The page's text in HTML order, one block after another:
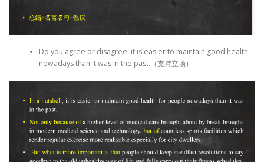
Do you agree or disagree: it is easier to maintain good health
nowadays than it was in the past.（支持立场）